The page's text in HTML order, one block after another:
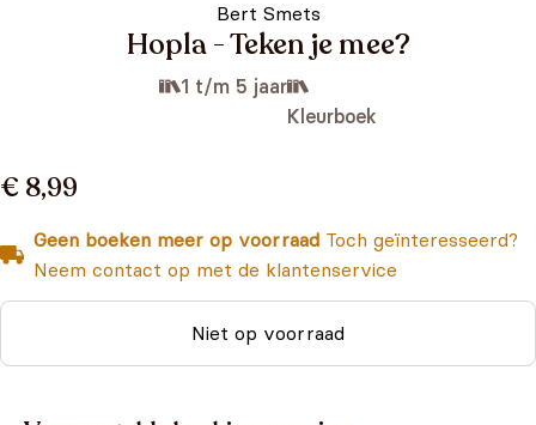
Bert Smets
Hopla - Teken je mee?
1 t/m 5 jaar
Kleurboek
€ 8,99
Geen boeken meer op voorraad Toch geïnteresseerd?
Neem contact op met de klantenservice
Niet op voorraad